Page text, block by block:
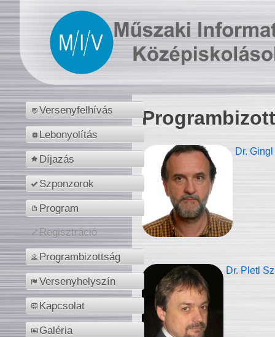
Versenyfelhívás
Lebonyolítás
Díjazás
Szponzorok
Program
Regisztráció
Programbizottság
Versenyhelyszín
Kapcsolat
Galéria
Dr.
Dr. Pletl